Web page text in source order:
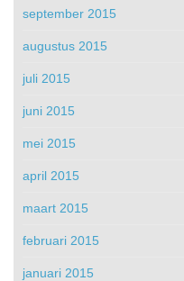
september 2015
augustus 2015
juli 2015
juni 2015
mei 2015
april 2015
maart 2015
februari 2015
januari 2015